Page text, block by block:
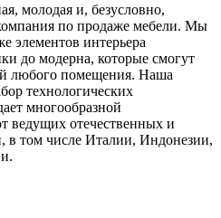
молодая и, безусловно,
по продаже мебели. Мы
элементов интерьера
до модерна, которые смогут
любого помещения. Наша
технологических
многообразной
ведущих отечественных и
в том числе Италии, Индонезии,